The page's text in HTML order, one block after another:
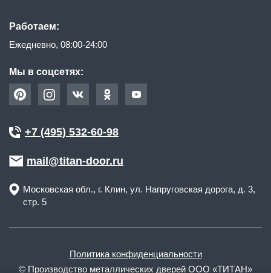
Работаем:
Ежедневно, 08:00-24:00
Мы в соцсетях:
+7 (495) 532-60-98
mail@titan-door.ru
Московская обл., г. Клин, ул. Напруговская дорога, д. 3,
стр. 5
Политика конфиденциальности
© Производство металлических дверей ООО «ТИТАН»